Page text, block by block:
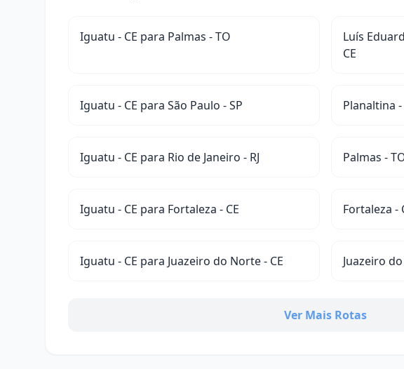
Iguatu - CE para Palmas - TO
Luís
CE
Iguatu - CE para São Paulo - SP Planaltina
Iguatu - CE para Rio de Janeiro - RJ Palmas -
Iguatu - CE para Fortaleza - CE Fortaleza -
Iguatu - CE para Juazeiro do Norte - CE Juazeiro
Ver Mais Rotas